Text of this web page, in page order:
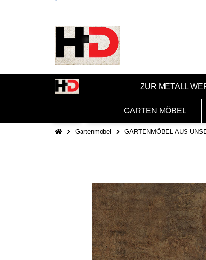
ZUR METALL
GARTEN MÖBEL
Gartenmöbel GARTENMÖBEL AUS